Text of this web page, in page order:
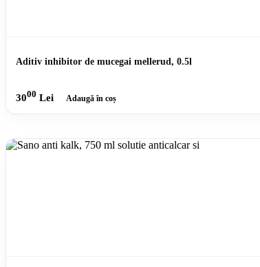
Aditiv inhibitor de mucegai mellerud, 0.5l
3000 Lei Adaugă în coș